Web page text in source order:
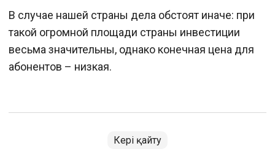
В случае нашей страны дела обстоят иначе: при
такой огромной площади страны инвестиции
весьма значительны, однако конечная цена для
абонентов – низкая.
Кері қайту